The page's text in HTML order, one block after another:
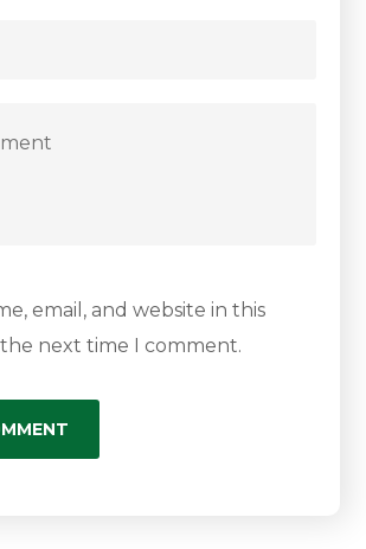
email, and website in this
next time I comment.